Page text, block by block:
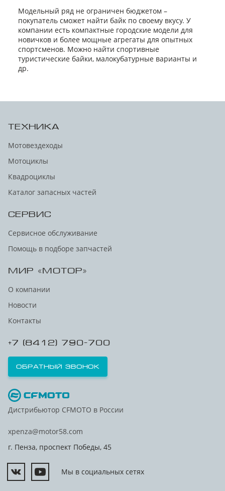
Модельный ряд не ограничен бюджетом –
покупатель сможет найти байк по своему вкусу. У
компании есть компактные городские модели для
новичков и более мощные агрегаты для опытных
спортсменов. Можно найти спортивные
туристические байки, малокубатурные варианты и
др.
ТЕХНИКА
Мотовездеходы
Мотоциклы
Квадроциклы
Каталог запасных частей
СЕРВИС
Сервисное обслуживание
Помощь в подборе запчастей
МИР «МОТОР»
О компании
Новости
Контакты
+7 (8412) 790-700
Обратный звонок
Дистрибьютор CFMOTO в России
xpenza@motor58.com
г. Пенза, проспект Победы, 45
Мы в социальных сетях